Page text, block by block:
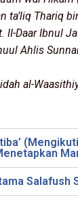
ta’liq Thariq
II-Daar Ibnul
Ahlis
al-
Salafush